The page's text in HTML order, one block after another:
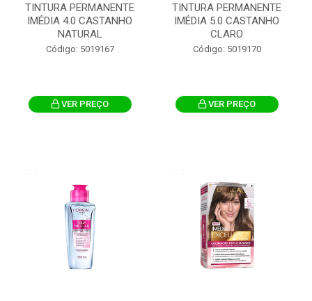
TINTURA PERMANENTE
IMÉDIA 4.0 CASTANHO
NATURAL
Código: 5019167
VER PREÇO
TINTURA PERMANENTE
IMÉDIA 5.0 CASTANHO
CLARO
Código: 5019170
VER PREÇO